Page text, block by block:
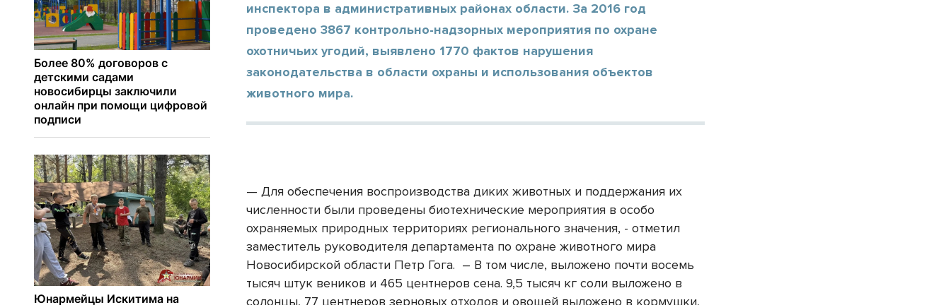
инспектора в административных районах области. За 2016 год
проведено 3867 контрольно-надзорных мероприятия по охране
охотничьих угодий, выявлено 1770 фактов нарушения
законодательства в области охраны и использования объектов
животного мира.
— Для обеспечения воспроизводства диких животных и поддержания их
численности были проведены биотехнические мероприятия в особо
охраняемых природных территориях регионального значения, - отметил
заместитель руководителя департамента по охране животного мира
Новосибирской области Петр Гога. – В том числе, выложено почти восемь
тысяч штук веников и 465 центнеров сена. 9,5 тысяч кг соли выложено в
солонцы, 77 центнеров зерновых отходов и овощей выложено в кормушки,